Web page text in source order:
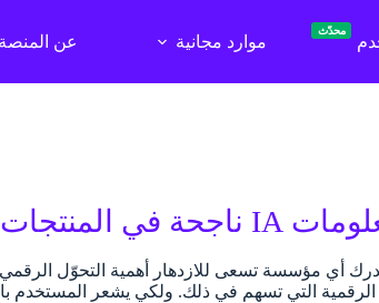
محدّث
موارد مجانية عن المنصة
أي مؤسسة تسعى للازدهار أهمية التحوّل الرقمي.
التي تسهم في ذلك. ولكي يشعر المستخدم